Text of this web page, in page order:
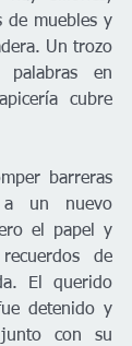
de muebles y
Un trozo
en
cubre
barreras
a un nuevo
el papel y
de
El querido
detenido y
con su